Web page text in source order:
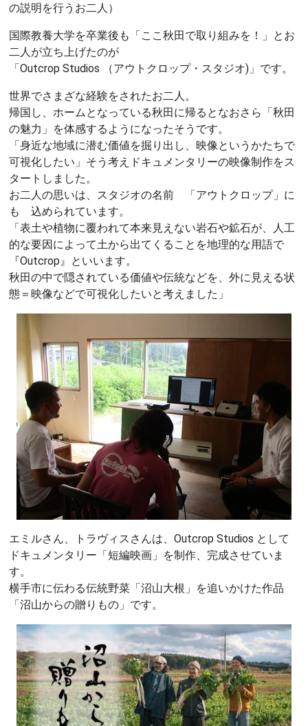
の説明を行うお二人）
国際教養大学を卒業後も「ここ秋田で取り組みを！」とお
二人が立ち上げたのが
「Outcrop Studios （アウトクロップ・スタジオ)」です。
世界でさまざな経験をされたお二人。
帰国し、ホームとなっている秋田に帰るとなおさら「秋田
の魅力」を体感するようになったそうです。
「身近な地域に潜む価値を掘り出し、映像というかたちで
可視化したい」そう考えドキュメンタリーの映像制作をス
タートしました。
お二人の思いは、スタジオの名前 「アウトクロップ」に
も 込められています。
「表土や植物に覆われて本来見えない岩石や鉱石が、人工
的な要因によって土から出てくることを地理的な用語で
『Outcrop』といいます。
秋田の中で隠されている価値や伝統などを、外に見える状
態＝映像などで可視化したいと考えました」
エミルさん、トラヴィスさんは、Outcrop Studios として
ドキュメンタリー「短編映画」を制作、完成させていま
す。
横手市に伝わる伝統野菜「沼山大根」を追いかけた作品
「沼山からの贈りもの」です。